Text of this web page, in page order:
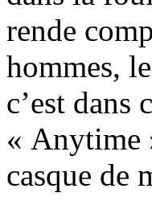
rende
hommes,
c’est dans
« Anytime
casque de